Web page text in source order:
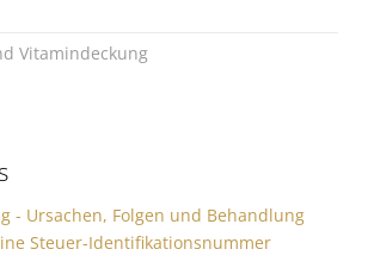
Vitamindeckung
- Ursachen, Folgen und Behandlung
Steuer-Identifikationsnummer